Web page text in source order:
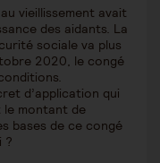
vieillissement avait
des aidants. La
sociale va plus
2020, le congé
d’application qui
le montant de
bases de ce congé
?